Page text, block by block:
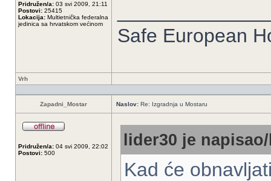
Pridružen/a: 03 svi 2009, 21:11
Postovi: 25415
Lokacija: Multietnička federalna
jedinica sa hrvatskom većinom
Safe European
Vrh
Zapadni_Mostar Naslov: Re: Izgradnja u Mostaru
Pridružen/a: 04 svi 2009, 22:02
Postovi: 500
lider30 je
Kad će